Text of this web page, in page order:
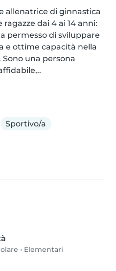
allenatrice di ginnastica
dai 4 ai 14 anni:
permesso di sviluppare
e ottime capacità nella
una persona
Sportivo/a
• Elementari